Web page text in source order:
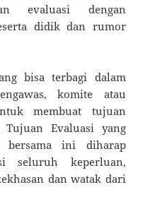
evaluasi dengan
didik dan rumor
bisa terbagi dalam
komite atau
membuat tujuan
Tujuan Evaluasi yang
bersama ini diharap
seluruh keperluan,
dan watak dari